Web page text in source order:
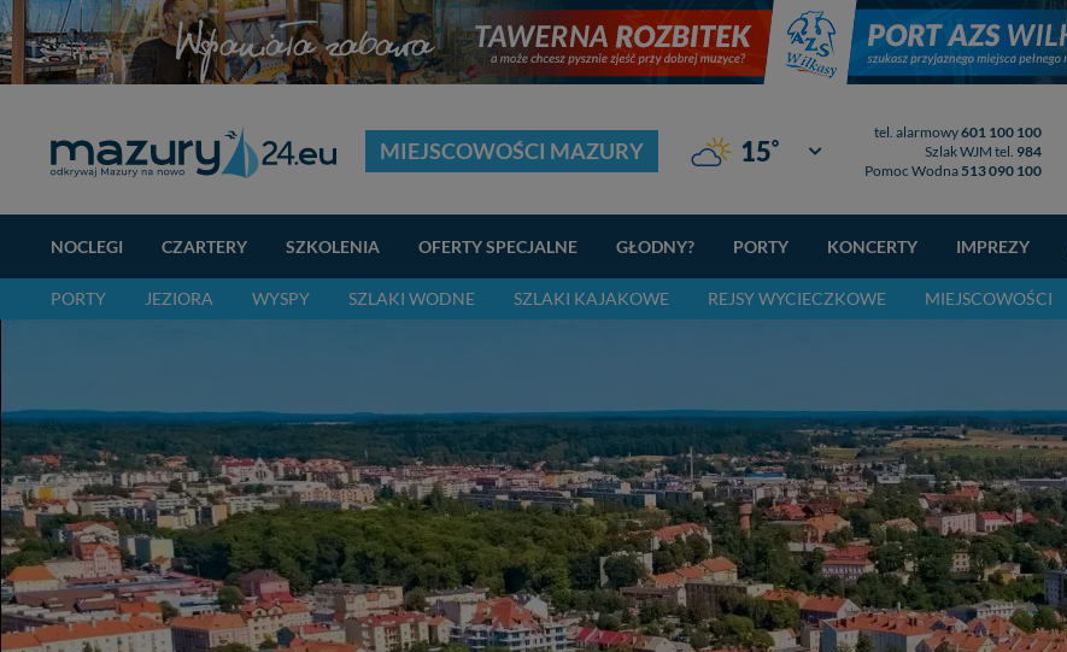
MIEJSCOWOŚCI MAZURY 15° Giżycko
tel. alarmowy601 100 100
Szlak WJM tel. 984
Pomoc Wodna 513 090 100
NOCLEGI CZARTERY SZKOLENIA OFERTY SPECJALNE GŁODNY? PORTY KONCERTY IMPREZY
PORTY JEZIORA WYSPY SZLAKI WODNE SZLAKI KAJAKOWE REJSY WYCIECZKOWE MIEJSCOWOŚCI